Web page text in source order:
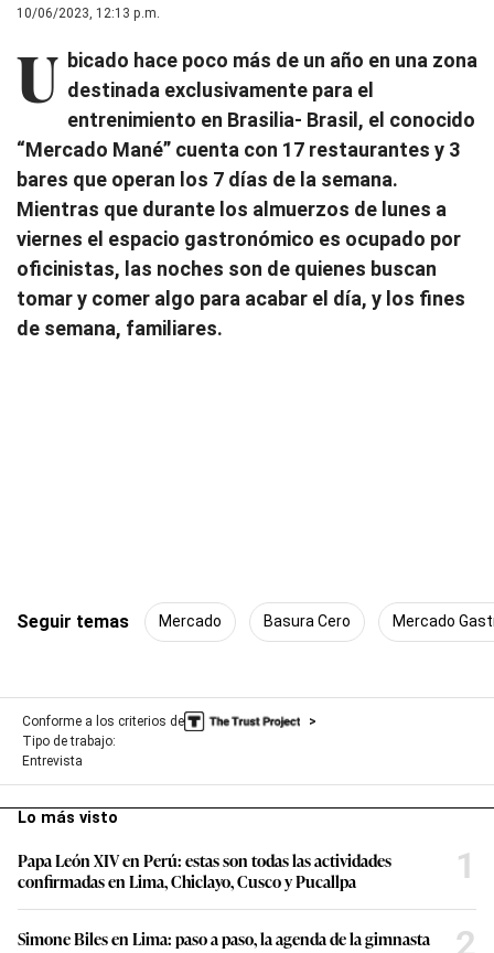
10/06/2023, 12:13 p.m.
U bicado hace poco más de un año en una zona
destinada exclusivamente para el
entrenimiento en Brasilia- Brasil, el conocido
“Mercado Mané” cuenta con 17 restaurantes y 3
bares que operan los 7 días de la semana.
Mientras que durante los almuerzos de lunes a
viernes el espacio gastronómico es ocupado por
oficinistas, las noches son de quienes buscan
tomar y comer algo para acabar el día, y los fines
de semana, familiares.
Seguir temas Mercado Basura Cero Mercado
Conforme a los criterios de
Tipo de trabajo:
Entrevista
Lo más visto
Papa León XIV en Perú: estas son todas las actividades
confirmadas en Lima, Chiclayo, Cusco y Pucallpa
1
Simone Biles en Lima: paso a paso, la agenda de la gimnasta
2